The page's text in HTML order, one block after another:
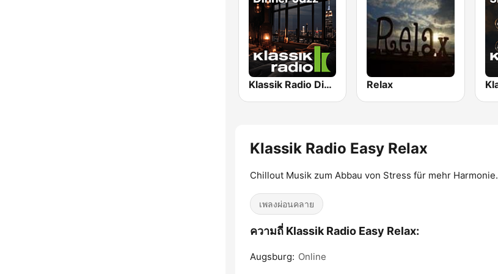
Klassik Radio Dinner Jazz Relax
Klassik Radio Easy Relax
Chillout Musik zum Abbau von Stress für mehr Harmonie.
เพลงผ่อนคลาย
ความถี่ Klassik Radio Easy Relax:
Augsburg: Online